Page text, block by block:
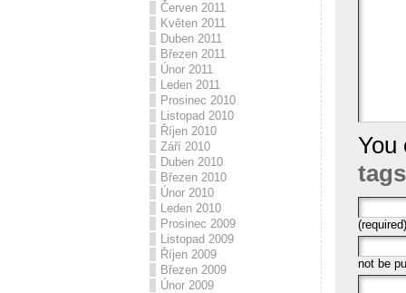
Červen 2011
Květen 2011
Duben 2011
Březen 2011
Únor 2011
Leden 2011
Prosinec 2010
Listopad 2010
Říjen 2010
Září 2010
Duben 2010
Březen 2010
Únor 2010
Leden 2010
Prosinec 2009
Listopad 2009
Říjen 2009
Březen 2009
Únor 2009
You
tags
(required)
not be